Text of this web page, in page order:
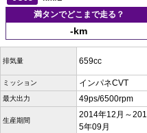
満タンでどこまで走る？
-km
排気量 659cc
ミッション インパネCVT
最大出力 49ps/6500rpm
生産期間
2014年12月～201
5年09月